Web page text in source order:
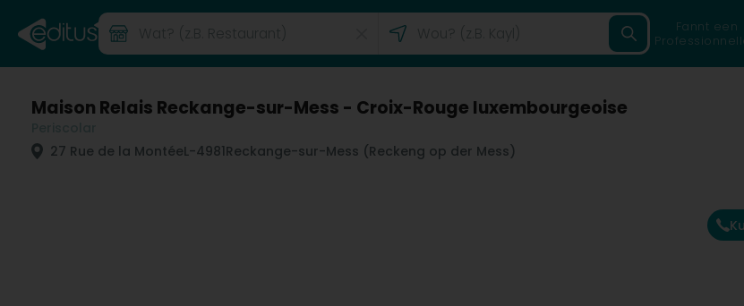
Fannt een
Maison Relais Reckange-sur-Mess - Croix-Rouge luxembourgeoise
27 Rue de la MontéeL-4981Reckange-sur-Mess (Reckeng op der Mess)